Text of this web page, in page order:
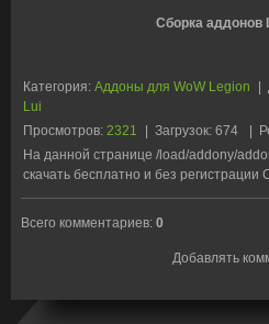
Сборка аддонов
Категория: Аддоны для WoW Legion |
Lui
Просмотров: 2321 | Загрузок: 674 |
На данной странице /load/addony/
скачать бесплатно и без
Всего комментариев: 0
Добавлять